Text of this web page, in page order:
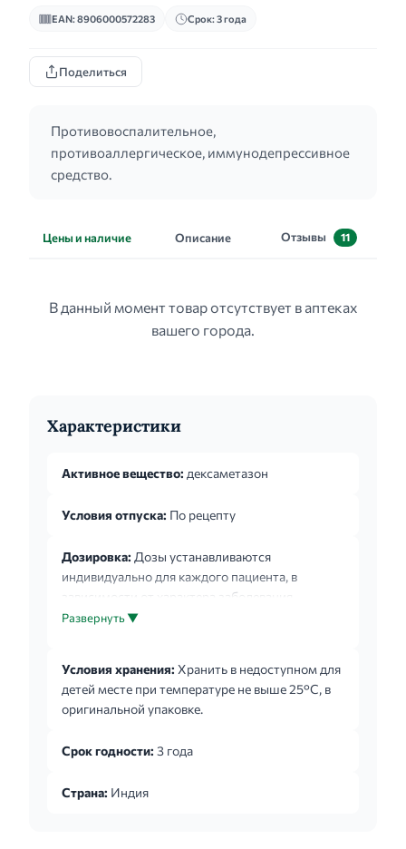
EAN: 8906000572283 Срок: 3 года
Поделиться
Противовоспалительное,
противоаллергическое, иммунодепрессивное
средство.
Цены и наличие Описание Отзывы 11
В данный момент товар отсутствует в аптеках
вашего города.
Характеристики
Активное вещество: дексаметазон
Условия отпуска: По рецепту
Дозировка: Дозы устанавливаются
индивидуально для каждого пациента, в
зависимости от характера заболевания,
ожидаемой продолжительности лечения,
Раствор для инъекций можно вводить
внутривенно (в виде инъекций или инфузий с
раствором глюкозы или физиологическим
(внутрисуставно, в очаги кожных поражений, в
парентерально дексаметазон вводится в
Развернуть ▼
Условия хранения: Хранить в недоступном для
детей месте при температуре не выше 25°С, в
оригинальной упаковке.
Срок годности: 3 года
Страна: Индия